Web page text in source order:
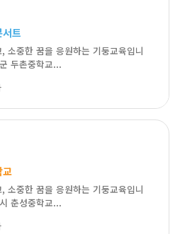
트
소중한 꿈을 응원하는 기둥교육입니
두촌중학교...
교
소중한 꿈을 응원하는 기둥교육입니
춘성중학교...